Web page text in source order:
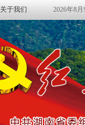
关于我们 2026年8